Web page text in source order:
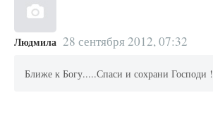
Людмила 28 сентября 2012, 07:32
Ближе к Богу.....Спаси и сохрани Господи !